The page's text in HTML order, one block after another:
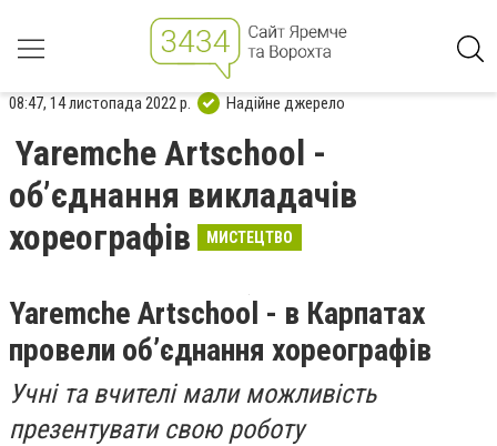
08:47, 14 листопада 2022 р. Надійне джерело
Yaremche Artschool -
об’єднання викладачів
хореографів
МИСТЕЦТВО
Yaremche Artschool - в Карпатах
провели об’єднання хореографів
Учні та вчителі мали можливість
презентувати свою роботу